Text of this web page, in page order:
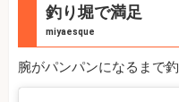
釣り堀で満足
miyaesque
腕がパンパンになるまで